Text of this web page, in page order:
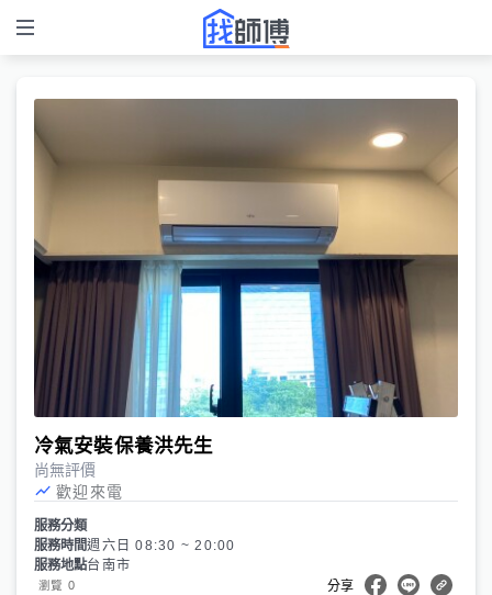
冷氣安裝保養洪先生
尚無評價
歡迎來電
服務分類
服務時間週六日 08:30 ~ 20:00
服務地點台南市
瀏覽 0 分享